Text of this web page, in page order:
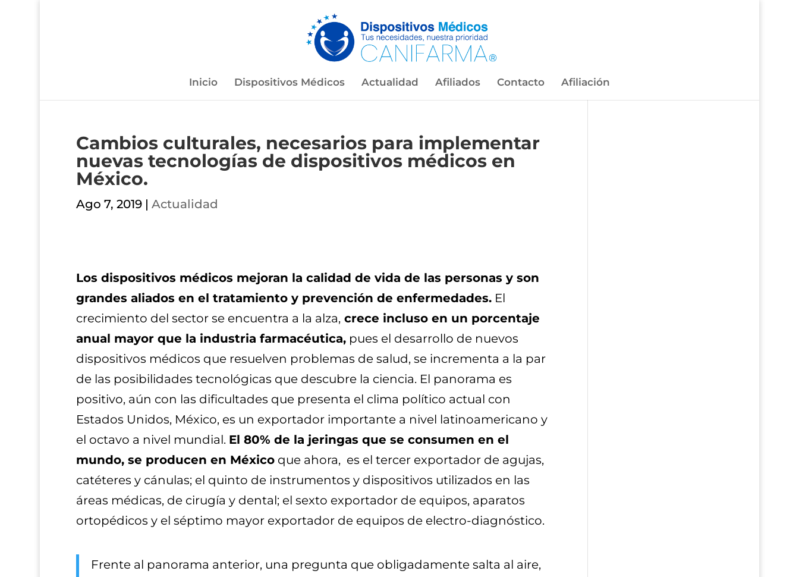
Inicio Dispositivos Médicos Actualidad Afiliados Contacto Afiliación
Cambios culturales, necesarios para implementar
nuevas tecnologías de dispositivos médicos en
México.
Ago 7, 2019| Actualidad
Los dispositivos médicos mejoran la calidad de vida de las personas y son
grandes aliados en el tratamiento y prevención de enfermedades.El
crecimiento del sector se encuentra a la alza,crece incluso en un porcentaje
anual mayor que la industria farmacéutica,pues el desarrollo de nuevos
dispositivos médicos que resuelven problemas de salud, se incrementa a la par
de las posibilidades tecnológicas que descubre la ciencia. El panorama es
positivo, aún con las dificultades que presenta el clima político actual con
Estados Unidos, México, es un exportador importante a nivel latinoamericano y
el octavo a nivel mundial. El 80% de la jeringas que se consumen en el
mundo, se producen en Méxicoque ahora, es el tercer exportador de agujas,
catéteres y cánulas; el quinto de instrumentos y dispositivos utilizados en las
áreas médicas, de cirugía y dental; el sexto exportador de equipos, aparatos
ortopédicos y el séptimo mayor exportador de equipos de electro-diagnóstico.
Frente al panorama anterior, una pregunta que obligadamente salta al aire,